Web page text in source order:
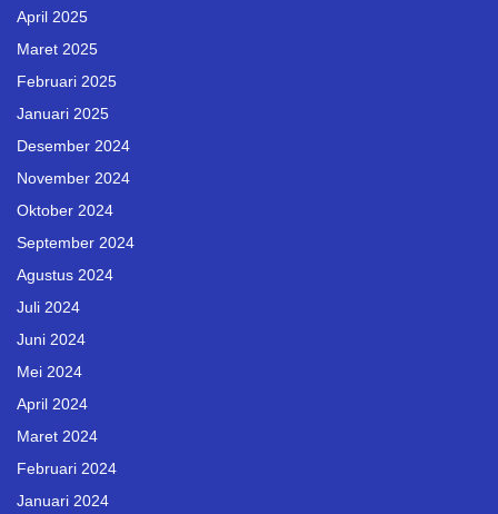
April 2025
Maret 2025
Februari 2025
Januari 2025
Desember 2024
November 2024
Oktober 2024
September 2024
Agustus 2024
Juli 2024
Juni 2024
Mei 2024
April 2024
Maret 2024
Februari 2024
Januari 2024